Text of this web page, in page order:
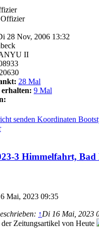
28 Nov, 2006 13:32
II
28 Mal
9 Mal
senden Koordinaten
3 Himmelfahrt, Bad
Mai, 2023 09:35
↑Di 16 Mai, 2023
Zeitungsartikel von Heute